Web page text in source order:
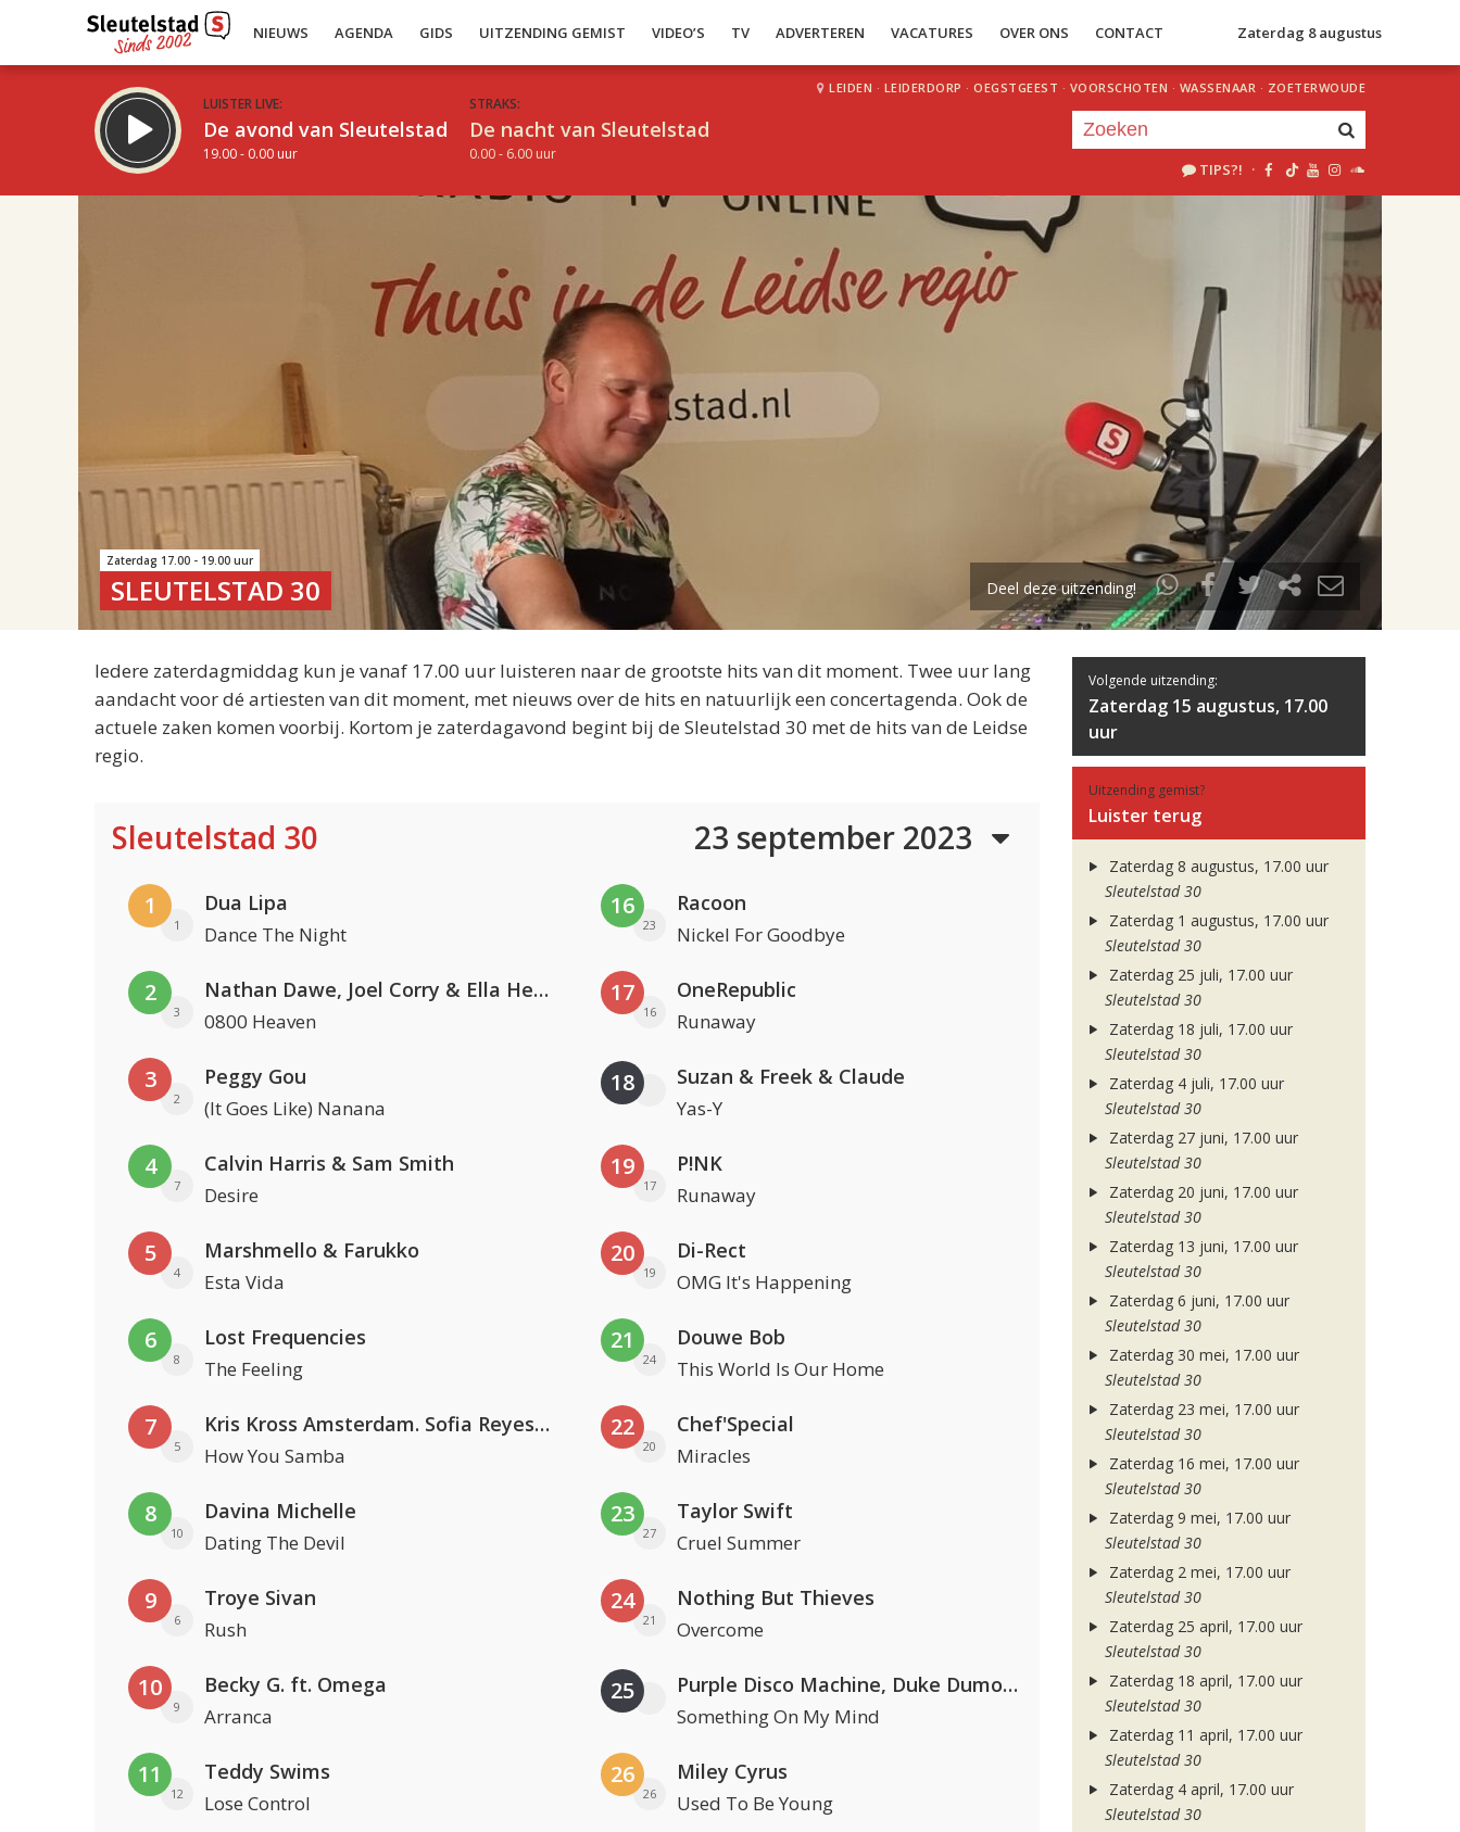
NIEUWS AGENDA GIDS UITZENDING GEMIST VIDEO’S TV ADVERTEREN VACATURES OVER ONS CONTACT Zaterdag 8 augustus
LUISTER LIVE:
De avond van Sleutelstad
19.00 - 0.00 uur
STRAKS:
De nacht van Sleutelstad
0.00 - 6.00 uur
LEIDEN · LEIDERDORP · OEGSTGEEST · VOORSCHOTEN · WASSENAAR · ZOETERWOUDE
TIPS?! ·
uur 1 van 2
Volgend uur
Zaterdag 17.00 - 19.00 uur
SLEUTELSTAD 30 Deel deze uitzending!
Iedere zaterdagmiddag kun je vanaf 17.00 uur luisteren naar de grootste hits van dit moment. Twee uur lang
aandacht voor dé artiesten van dit moment, met nieuws over de hits en natuurlijk een concertagenda. Ook de
actuele zaken komen voorbij. Kortom je zaterdagavond begint bij de Sleutelstad 30 met de hits van de Leidse
regio.
Sleutelstad 30 23 september 2023
1
1
Dua Lipa
Dance The Night
2
3
Nathan Dawe, Joel Corry & Ella Henderson
0800 Heaven
3
2
Peggy Gou
(It Goes Like) Nanana
4
7
Calvin Harris & Sam Smith
Desire
5
4
Marshmello & Farukko
Esta Vida
6
8
Lost Frequencies
The Feeling
7
5
Kris Kross Amsterdam. Sofia Reyes & Tinie Tempah
How You Samba
8
10
Davina Michelle
Dating The Devil
9
6
Troye Sivan
Rush
10
9
Becky G. ft. Omega
Arranca
11
12
Teddy Swims
Lose Control
16
23
Racoon
Nickel For Goodbye
17
16
OneRepublic
Runaway
18 Suzan & Freek & Claude
Yas-Y
19
17
P!NK
Runaway
20
19
Di-Rect
OMG It's Happening
21
24
Douwe Bob
This World Is Our Home
22
20
Chef'Special
Miracles
23
27
Taylor Swift
Cruel Summer
24
21
Nothing But Thieves
Overcome
25 Purple Disco Machine, Duke Dumont & Nothing But Thieves
Something On My Mind
26
26
Miley Cyrus
Used To Be Young
Volgende uitzending:
Zaterdag 15 augustus, 17.00
uur
Uitzending gemist?
Luister terug
Zaterdag 8 augustus, 17.00 uur
Sleutelstad 30
Zaterdag 1 augustus, 17.00 uur
Sleutelstad 30
Zaterdag 25 juli, 17.00 uur
Sleutelstad 30
Zaterdag 18 juli, 17.00 uur
Sleutelstad 30
Zaterdag 4 juli, 17.00 uur
Sleutelstad 30
Zaterdag 27 juni, 17.00 uur
Sleutelstad 30
Zaterdag 20 juni, 17.00 uur
Sleutelstad 30
Zaterdag 13 juni, 17.00 uur
Sleutelstad 30
Zaterdag 6 juni, 17.00 uur
Sleutelstad 30
Zaterdag 30 mei, 17.00 uur
Sleutelstad 30
Zaterdag 23 mei, 17.00 uur
Sleutelstad 30
Zaterdag 16 mei, 17.00 uur
Sleutelstad 30
Zaterdag 9 mei, 17.00 uur
Sleutelstad 30
Zaterdag 2 mei, 17.00 uur
Sleutelstad 30
Zaterdag 25 april, 17.00 uur
Sleutelstad 30
Zaterdag 18 april, 17.00 uur
Sleutelstad 30
Zaterdag 11 april, 17.00 uur
Sleutelstad 30
Zaterdag 4 april, 17.00 uur
Sleutelstad 30